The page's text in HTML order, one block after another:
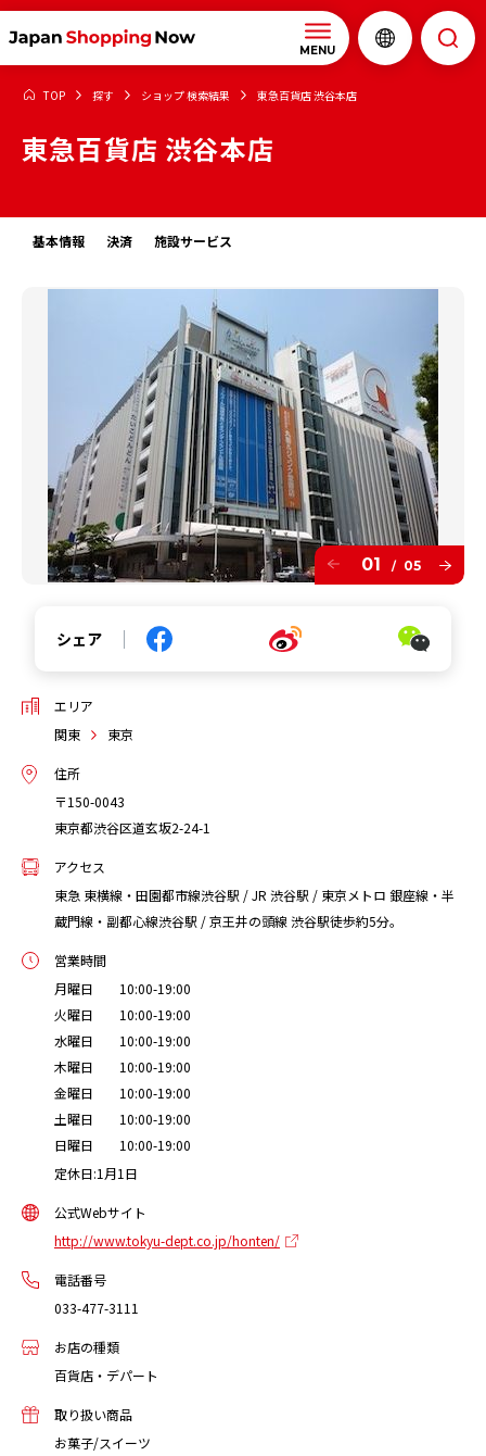
MENU
TOP 探す ショップ 検索結果 東急百貨店 渋谷本店
東急百貨店 渋谷本店
基本情報 決済 施設サービス
01 / 05
シェア
エリア
関東
東京
住所
〒150-0043
東京都渋谷区道玄坂2-24-1
アクセス
東急 東横線・田園都市線渋谷駅 / JR 渋谷駅 / 東京メトロ 銀座線・半
蔵門線・副都心線渋谷駅 / 京王井の頭線 渋谷駅徒歩約5分。
営業時間
月曜日 10:00-19:00
火曜日 10:00-19:00
水曜日 10:00-19:00
木曜日 10:00-19:00
金曜日 10:00-19:00
土曜日 10:00-19:00
日曜日 10:00-19:00
定休日:1月1日
公式Webサイト
http://www.tokyu-dept.co.jp/honten/
電話番号
033-477-3111
お店の種類
百貨店・デパート
取り扱い商品
お菓子/スイーツ